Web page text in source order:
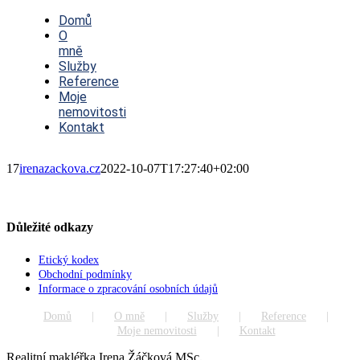
NavigationDomů
O
mně
Služby
Reference
Moje
nemovitosti
Kontakt
17irenazackova.cz2022-10-07T17:27:40+02:00
Důležité odkazy
Etický kodex
Obchodní podmínky
Informace o zpracování osobních údajů
Domů O mně Služby
Reference
Moje nemovitosti
Kontakt
Realitní makléřka Irena Žáčková MSc.